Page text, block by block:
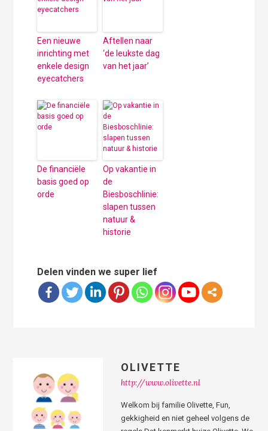
Een nieuwe
inrichting met
enkele design
eyecatchers
Aftellen naar
‘de leukste dag
van het jaar’
De financiële
basis goed op
orde
Op vakantie in
de
Biesboschlinie:
slapen tussen
natuur &
historie
Delen vinden we super lief
OLIVETTE
http://www.olivette.nl
Welkom bij familie Olivette, Fun,
gekkigheid en niet geheel volgens de